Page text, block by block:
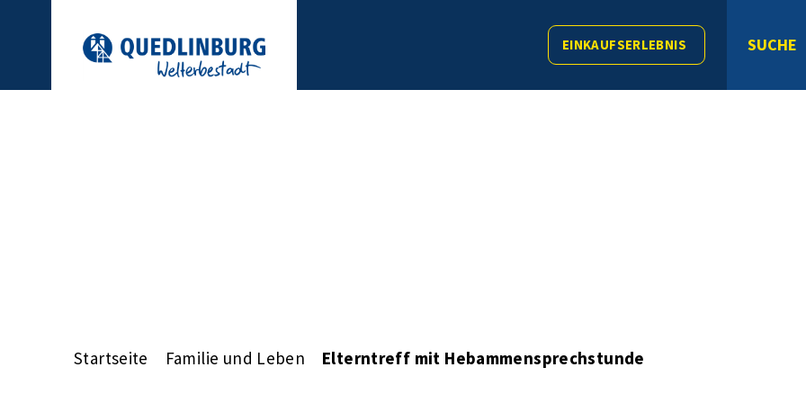
EINKAUFSERLEBNIS SUCHE
Startseite Familie und Leben Elterntreff mit Hebammensprechstunde